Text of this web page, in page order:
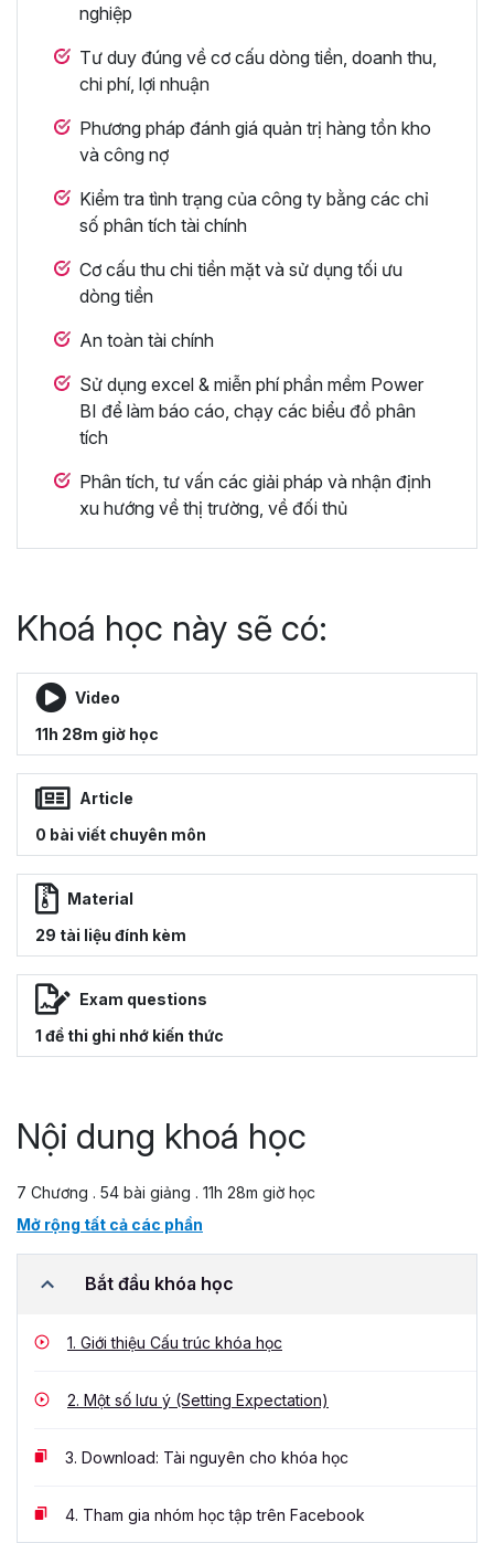
nghiệp
Tư duy đúng về cơ cấu dòng tiền, doanh thu,
chi phí, lợi nhuận
Phương pháp đánh giá quản trị hàng tồn kho
và công nợ
Kiểm tra tình trạng của công ty bằng các chỉ
số phân tích tài chính
Cơ cấu thu chi tiền mặt và sử dụng tối ưu
dòng tiền
An toàn tài chính
Sử dụng excel & miễn phí phần mềm Power
BI để làm báo cáo, chạy các biểu đồ phân
tích
Phân tích, tư vấn các giải pháp và nhận định
xu hướng về thị trường, về đối thủ
Khoá học này sẽ có:
Video
11h 28m giờ học
Article
0 bài viết chuyên môn
Material
29 tài liệu đính kèm
Exam questions
1 đề thi ghi nhớ kiến thức
Nội dung khoá học
7 Chương . 54 bài giảng . 11h 28m giờ học
Mở rộng tất cả các phần
Bắt đầu khóa học
1. Giới thiệu Cấu trúc khóa học
2. Một số lưu ý (Setting Expectation)
3. Download: Tài nguyên cho khóa học
4. Tham gia nhóm học tập trên Facebook